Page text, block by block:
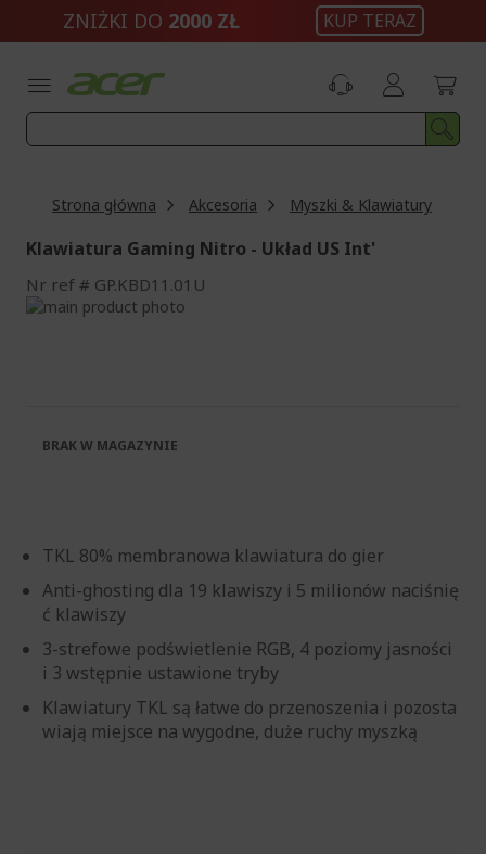
ZNIŻKI DO 2000 ZŁ KUP TERAZ
Strona główna Akcesoria Myszki & Klawiatury
Klawiatura Gaming Nitro - Układ US Int'
Nr ref GP.KBD11.01U
Przejdź
TKL 80% membranowa klawiatura do gier
Anti-ghosting dla 19 klawiszy i 5 milionów naciśnię
ć klawiszy
3-strefowe podświetlenie RGB, 4 poziomy jasności
i 3 wstępnie ustawione tryby
Klawiatury TKL są łatwe do przenoszenia i pozosta
wiają miejsce na wygodne, duże ruchy myszką
BRAK W MAGAZYNIE